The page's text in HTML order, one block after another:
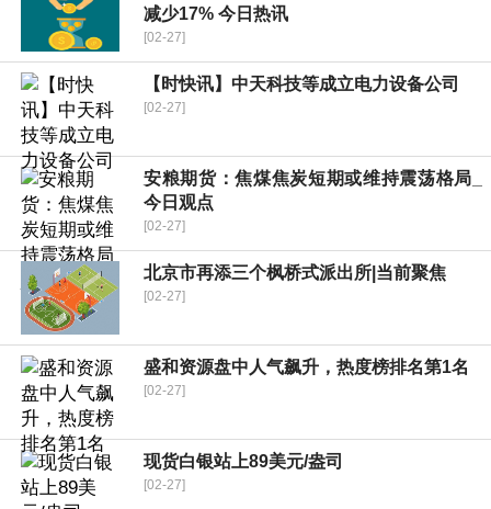
减少17% 今日热讯
[02-27]
【时快讯】中天科技等成立电力设备公司
[02-27]
安粮期货：焦煤焦炭短期或维持震荡格局_
今日观点
[02-27]
北京市再添三个枫桥式派出所|当前聚焦
[02-27]
盛和资源盘中人气飙升，热度榜排名第1名
[02-27]
现货白银站上89美元/盎司
[02-27]